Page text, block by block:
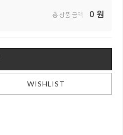
총 상품 금액 0 원
WISHLIST